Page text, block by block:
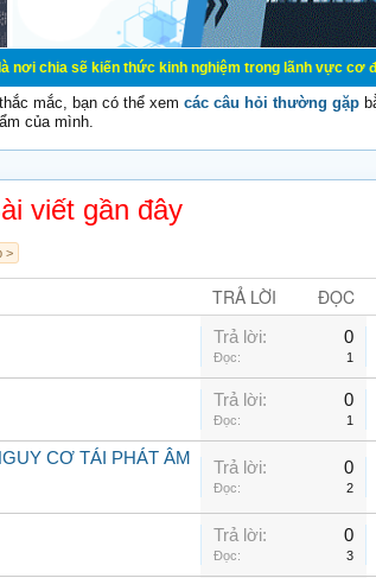
kiến thức kinh nghiệm trong lãnh vực cơ điện,
mắc, bạn có thể xem các câu hỏi thường gặp
của mình.
viết gần đây
>
TRẢ LỜI ĐỌC
Trả lời: 0
Đọc: 1
Trả lời: 0
Đọc: 1
CƠ TÁI PHÁT ÂM
Trả lời: 0
Đọc: 2
Trả lời: 0
Đọc: 3